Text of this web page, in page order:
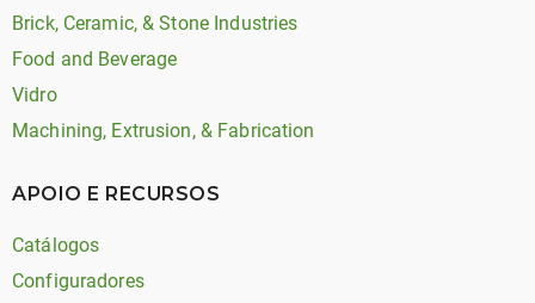
Brick, Ceramic, & Stone Industries
Food and Beverage
Vidro
Machining, Extrusion, & Fabrication
APOIO E RECURSOS
Catálogos
Configuradores